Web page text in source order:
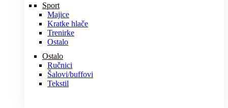
Sport
Majice
Kratke hlače
Trenirke
Ostalo
Ostalo
Ručnici
Šalovi/buffovi
Tekstil